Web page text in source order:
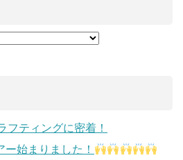
フティングに密着！
始まりました！